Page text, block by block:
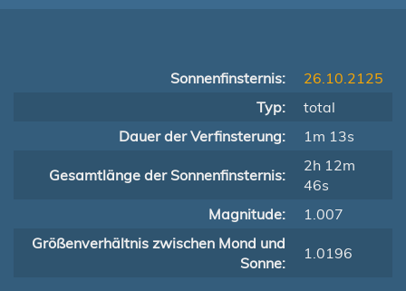
Sonnenfinsternis:
26.10.2125
Typ:
total
Dauer der Verfinsterung:
1m 13s
Gesamtlänge der Sonnenfinsternis:
2h 12m
46s
Magnitude:
1.007
Größenverhältnis zwischen Mond und
Sonne:
1.0196